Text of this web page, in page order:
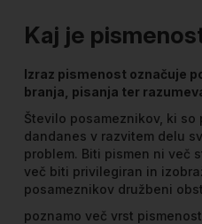
Kaj je
Izraz pismenost označuje
branja, pisanja ter
Število posameznikov, ki
dandanes v razvitem delu
problem. Biti pismen ni več
več biti privilegiran in
posameznikov družbeni
poznamo več vrst